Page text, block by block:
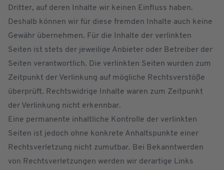
Dritter, auf deren Inhalte wir keinen Einfluss haben.
Deshalb können wir für diese fremden Inhalte auch keine
Gewähr übernehmen. Für die Inhalte der verlinkten
Seiten ist stets der jeweilige Anbieter oder Betreiber der
Seiten verantwortlich. Die verlinkten Seiten wurden zum
Zeitpunkt der Verlinkung auf mögliche Rechtsverstöße
überprüft. Rechtswidrige Inhalte waren zum Zeitpunkt
der Verlinkung nicht erkennbar.
Eine permanente inhaltliche Kontrolle der verlinkten
Seiten ist jedoch ohne konkrete Anhaltspunkte einer
Rechtsverletzung nicht zumutbar. Bei Bekanntwerden
von Rechtsverletzungen werden wir derartige Links